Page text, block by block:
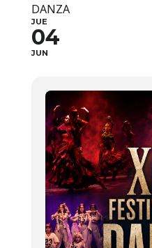
DANZA
JUE
04
JUN